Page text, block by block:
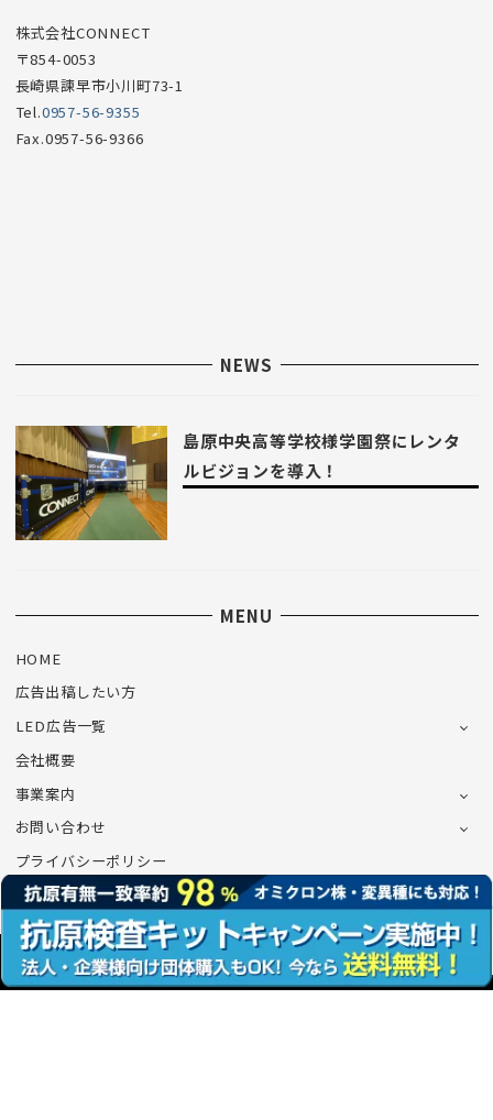
株式会社CONNECT
〒854-0053
長崎県諫早市小川町73-1
Tel.0957-56-9355
Fax.0957-56-9366
NEWS
島原中央高等学校様学園祭にレンタ
ルビジョンを導入！
MENU
HOME
広告出稿したい方
LED広告一覧
会社概要
事業案内
お問い合わせ
プライバシーポリシー
©CONNECT Co.,Ltd.All Rights Reserved.